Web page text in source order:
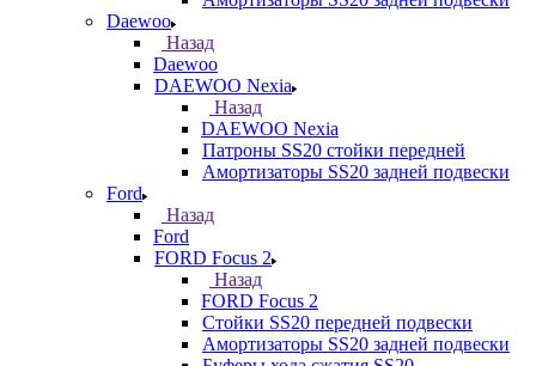
Daewoo
Назад
Daewoo
DAEWOO Nexia
Назад
DAEWOO Nexia
Патроны SS20 стойки передней
Амортизаторы SS20 задней подвески
Ford
Назад
Ford
FORD Focus 2
Назад
FORD Focus 2
Стойки SS20 передней подвески
Амортизаторы SS20 задней подвески